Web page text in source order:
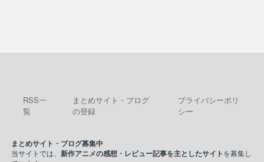
RSS一
覧
まとめサイト・ブログ
の登録
プライバシーポリ
シー
まとめサイト・ブログ募集中
当サイトでは、 新作アニメの感想・レビュー記事を主としたサイトを募集し